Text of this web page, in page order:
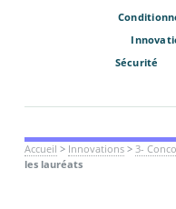
Sécurité
Accueil > Innovations> 3-
les lauréats